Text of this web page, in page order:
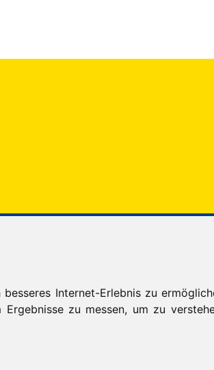
Internet-Erlebnis zu
zu messen, um zu
info@schwaben-stern.de